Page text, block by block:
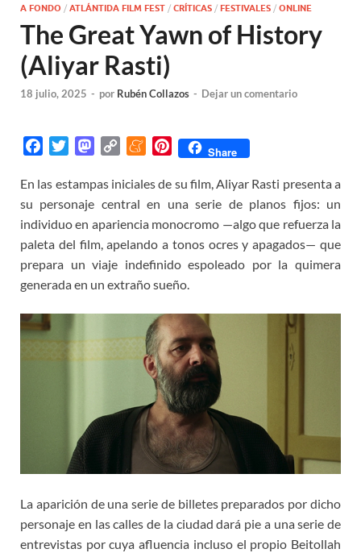
A FONDO / ATLÁNTIDA FILM FEST / CRÍTICAS / FESTIVALES / ONLINE
The Great Yawn of History
(Aliyar Rasti)
18 julio, 2025 - por Rubén Collazos - Dejar un comentario
c
e
b
o
o
k
i
t
t
e
r
M
s
o
d
o
n
p
y
L
i
n
k
M
n
e
a
m
e
P
n
t
e
r
e
s
Share
En las estampas iniciales de su film, Aliyar Rasti presenta a
su personaje central en una serie de planos fijos: un
individuo en apariencia monocromo —algo que refuerza la
paleta del film, apelando a tonos ocres y apagados— que
prepara un viaje indefinido espoleado por la quimera
generada en un extraño sueño.
La aparición de una serie de billetes preparados por dicho
personaje en las calles de la ciudad dará pie a una serie de
entrevistas por cuya afluencia incluso el propio Beitollah